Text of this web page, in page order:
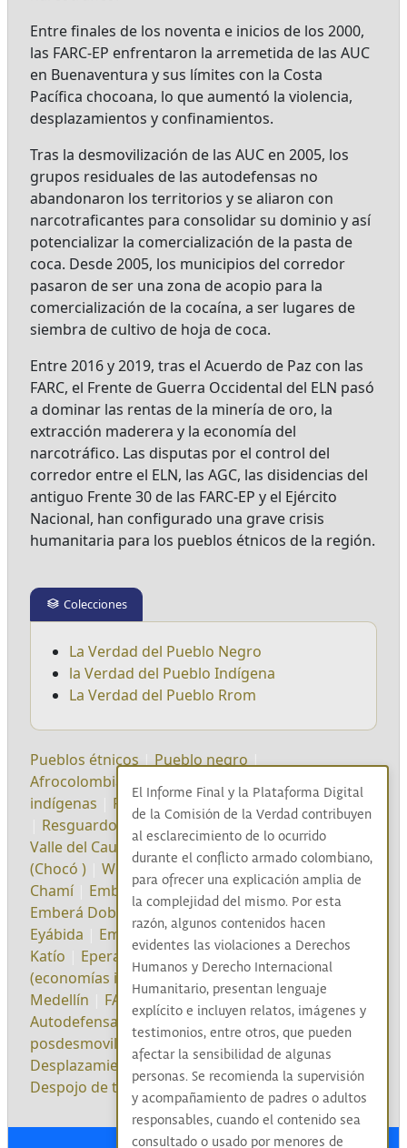
Entre finales de los noventa e inicios de los 2000,
las FARC-EP enfrentaron la arremetida de las AUC
en Buenaventura y sus límites con la Costa
Pacífica chocoana, lo que aumentó la violencia,
desplazamientos y confinamientos.
Tras la desmovilización de las AUC en 2005, los
grupos residuales de las autodefensas no
abandonaron los territorios y se aliaron con
narcotraficantes para consolidar su dominio y así
potencializar la comercialización de la pasta de
coca. Desde 2005, los municipios del corredor
pasaron de ser una zona de acopio para la
comercialización de la cocaína, a ser lugares de
siembra de cultivo de hoja de coca.
Entre 2016 y 2019, tras el Acuerdo de Paz con las
FARC, el Frente de Guerra Occidental del ELN pasó
a dominar las rentas de la minería de oro, la
extracción maderera y la economía del
narcotráfico. Las disputas por el control del
corredor entre el ELN, las AGC, las disidencias del
antiguo Frente 30 de las FARC-EP y el Ejército
Nacional, han configurado una grave crisis
humanitaria para los pueblos étnicos de la región.
Colecciones
La Verdad del Pueblo Negro
la Verdad del Pueblo Indígena
La Verdad del Pueblo Rrom
Pueblos étnicos|Pueblo negro|
Afrocolombianos
| Afrocolombianas |
Pueblos
indígenas
Pueblo Rrom|Consejos comunitarios
Resguardo indígena|Kumpania|Kumpañy|
Valle del Cauca | Buenaventura | Río Atrato
(Chocó )
Wounaán| Emberá| Embera|Emberá
Chamí
Embera Chamí| Emberá Dobidá|
Emberá Dobidá-Mokaná|Embera eyábida|
Eyábida
Embera katío|Embera Katío-Katío
Katío
Eperara Siapidara|Eperara|Narcotráfico
(economías ilegales)|Cartel de Cali|Cartel de
Medellín
FARC-EP|Minería ilegal|ELN|
Autodefensas Unidas de Colombia|Grupos
posdesmovilización|Disidencias FARC|ACCU|
Desplazamiento forzado|Confinamiento|
Despojo de tierras|Abandono|
El Informe Final y la Plataforma Digital
de la Comisión de la Verdad contribuyen
al esclarecimiento de lo ocurrido
durante el conflicto armado colombiano,
para ofrecer una explicación amplia de
la complejidad del mismo. Por esta
razón, algunos contenidos hacen
evidentes las violaciones a Derechos
Humanos y Derecho Internacional
Humanitario, presentan lenguaje
explícito e incluyen relatos, imágenes y
testimonios, entre otros, que pueden
afectar la sensibilidad de algunas
personas. Se recomienda la supervisión
y acompañamiento de padres o adultos
responsables, cuando el contenido sea
consultado o usado por menores de